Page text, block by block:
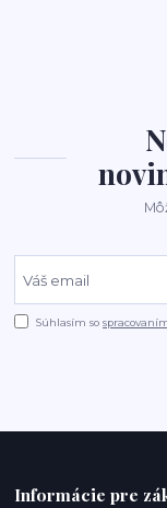
Súhlasím so
Informácie pre